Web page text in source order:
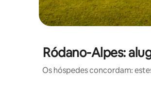
Ródano-Alpes:
Os hóspedes concordam: